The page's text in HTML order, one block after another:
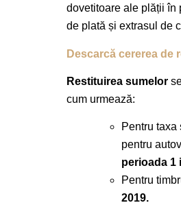
dovetitoare ale plății în
de plată și extrasul de
Descarcă cererea de
Restituirea sumelor
cum urmează:
Pentru
pentru
perioada 1
Pentru
2019.